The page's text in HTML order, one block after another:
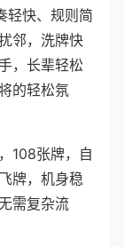
轻快、规则简
邻，洗牌快
，长辈轻松
的轻松氛
108张牌，自
牌，机身稳
需复杂流